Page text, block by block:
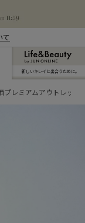
て
新しいキレイと出合うために。
プレミアムアウトレット